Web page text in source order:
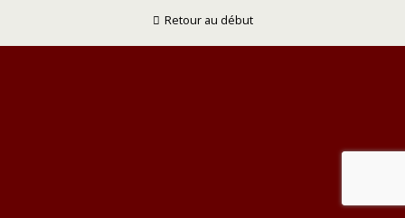
Retour au début